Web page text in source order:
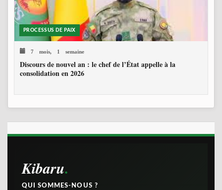
PROCESSUS DE PAIX
7 mois, 1 semaine
Discours de nouvel an : le chef de l’État appelle à la
consolidation en 2026
Kibaru
QUI SOMMES-NOUS ?